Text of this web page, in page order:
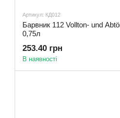
Артикул: КД012
Барвник 112 Vollton- und
0,75л
253.40 грн
В наявності